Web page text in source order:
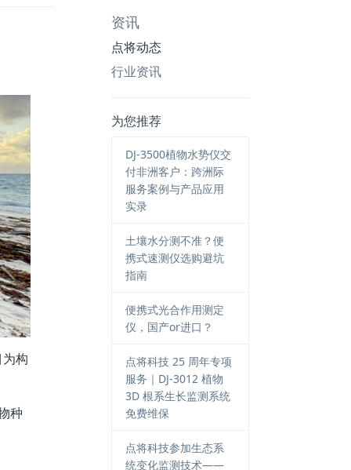
构
种
资讯
点将动态
行业资讯
为您推荐
DJ-3500植物水势仪交
付非洲客户：跨洲际
服务案例与产品应用
实录
土壤水分测不准？便
携式速测仪选购避坑
指南
便携式光合作用测定
仪，国产or进口？
点将科技 25 周年专项
服务｜DJ-3012 植物
3D 根系生长监测系统
免费维保
点将科技参加生态系
统变化监测技术——